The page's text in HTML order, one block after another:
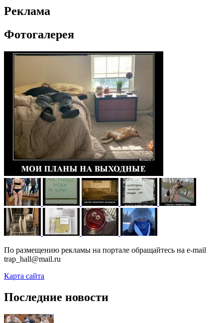
Реклама
Фотогалерея
По размещению рекламы на портале обращайтесь на e-mail
trap_hall@mail.ru
Карта сайта
Последние новости